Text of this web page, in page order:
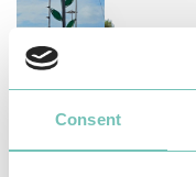
Consent